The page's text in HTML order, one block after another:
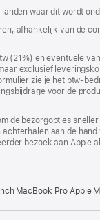
waar dit wordt
afhankelijk van de
(21%) en eventuele
exclusief
zie je het btw-
voor de
de bezorgopties
achterhalen aan de
bezoek aan Apple
Pro Apple M3-chip met 8‑core